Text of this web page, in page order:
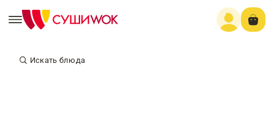
Искать блюда